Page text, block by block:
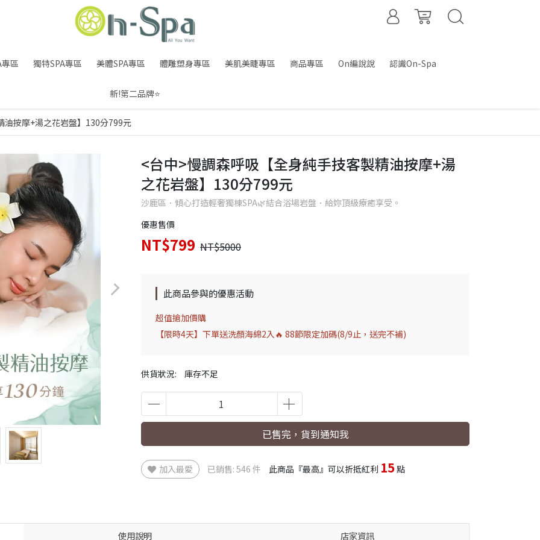
區 獨特SPA專區 美體SPA專區 體雕塑身專區 美肌美睫專區 商品專區 On編說說 認識On-Spa
新!第二品牌⭐
油按摩+湯之花岩盤】130分799元
<台中>慢調森呼吸【全身純手技客製精油按摩+湯
之花岩盤】130分799元
沙鹿區．傾心打造輕奢獨棟SPA🌿結合浴場岩盤．給妳頂級療癒享受。
優惠售價
NT$799 NT$5000
供貨狀況: 庫存不足
此商品參與的優惠活動
超值搶加價購
【限時4天】下單送洗顏海綿2入🔥 88節限定加碼(8/9止，送完不補)
已售完，貨到通知我
加入最愛 已銷售: 546 件 此商品『最高』可以折抵紅利 15點
使用說明 店家資訊